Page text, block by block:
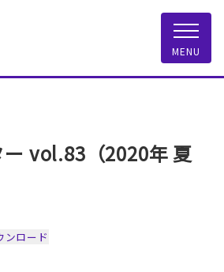
一般社団法人 PMI
MENU
vol.83（2020年 夏
ンロード